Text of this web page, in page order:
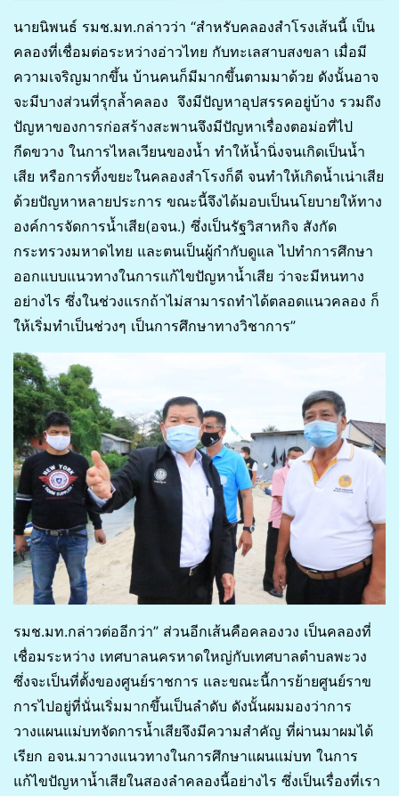
นายนิพนธ์ รมช.มท.กล่าวว่า “สำหรับคลองสำโรงเส้นนี้ เป็น
คลองที่เชื่อมต่อระหว่างอ่าวไทย กับทะเลสาบสงขลา เมื่อมี
ความเจริญมากขึ้น บ้านคนก็มีมากขึ้นตามมาด้วย ดังนั้นอาจ
จะมีบางส่วนที่รุกล้ำคลอง จึงมีปัญหาอุปสรรคอยู่บ้าง รวมถึง
ปัญหาของการก่อสร้างสะพานจึงมีปัญหาเรื่องตอม่อที่ไป
กีดขวาง ในการไหลเวียนของน้ำ ทำให้น้ำนิ่งจนเกิดเป็นน้ำ
เสีย หรือการทิ้งขยะในคลองสำโรงก็ดี จนทำให้เกิดน้ำเน่าเสีย
ด้วยปัญหาหลายประการ ขณะนี้จึงได้มอบเป็นนโยบายให้ทาง
องค์การจัดการน้ำเสีย(อจน.)​ ซึ่งเป็นรัฐวิสาหกิจ สังกัด
กระทรวงมหาดไทย และตนเป็นผู้กำกับดูแล ไปทำการศึกษา
ออกแบบแนวทางในการแก้ไขปัญหาน้ำเสีย ว่าจะมีหนทาง
อย่างไร ซึ่งในช่วงแรกถ้าไม่สามารถทำได้ตลอดแนวคลอง ก็
ให้เริ่มทำเป็นช่วงๆ เป็นการศึกษาทางวิชาการ”
รมช.มท.กล่าวต่ออีกว่า” ส่วนอีกเส้นคือคลองวง เป็นคลองที่
เชื่อมระหว่าง เทศบาลนครหาดใหญ่กับเทศบาลตำบลพะวง
ซึ่งจะเป็นที่ตั้งของศูนย์ราชการ และขณะนี้การย้ายศูนย์ราข
การไปอยู่ที่นั่นเริ่มมากขึ้นเป็นลำดับ ดังนั้นผมมองว่าการ
วางแผนแม่บทจัดการน้ำเสียจึงมีความสำคัญ ที่ผ่านมาผมได้
เรียก อจน.มาวางแนวทางในการศึกษาแผนแม่บท ในการ
แก้ไขปัญหาน้ำเสียในสองลำคลองนี้อย่างไร ซึ่งเป็นเรื่องที่เรา